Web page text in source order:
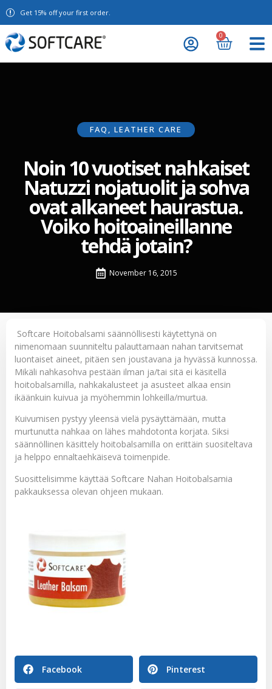
Get 15% off your first order.
0
FAQ , LEATHER CARE
Noin 10 vuotiset nahkaiset
Natuzzi nojatuolit ja sohva
ovat alkaneet haurastua.
Voiko hoitoaineillanne
tehdä jotain?
November 16, 2015
Softcare Hoitobalsami säännöllisesti käytettynä on
nimenomaan suunniteltu palauttamaan nahan tarvitsemat
luontaiset aineet, pitäen sen joustavana ja hyvässä kunnossa.
Mikäli nahkasohva pestään ilman ja/tai sitä ei käsitellä
hoitobalsamilla, nahkakalusteet ja asusteet alkaa ensin
ikäänkuin kuivua ja myöhemmin lohkeilla/murtua.
Kuivumisen pystyy yleensä vielä pysäyttämään, mutta
murtunutta nahkaa on lähes mahdotonta korjata. Siksi
säännöllinen käsittely hoitobalsamilla on erittäin suositeltava
ja helppo ennaltaehkäisevä toimenpide.
Suosittelisimme käyttää Softcare Nahan Hoitobalsamia
pakkauksessa olevan ohjeen mukaan.
Facebook Pinterest